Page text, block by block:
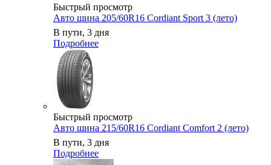
Быстрый просмотр
Авто шина 205/60R16 Cordiant Sport 3 (лето)
В пути, 3 дня
Подробнее
Быстрый просмотр
Авто шина 215/60R16 Cordiant Comfort 2 (лето)
В пути, 3 дня
Подробнее